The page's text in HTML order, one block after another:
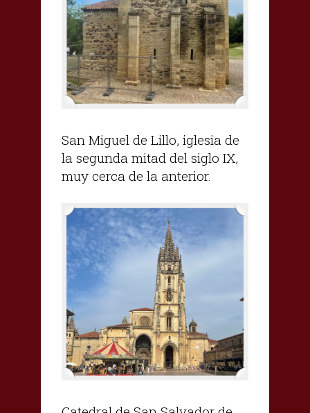
San Miguel de Lillo, iglesia de
la segunda mitad del siglo IX,
muy cerca de la anterior.